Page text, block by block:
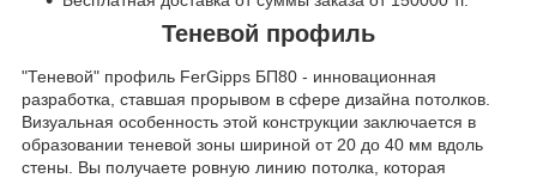
Теневой профиль
"Теневой" профиль FerGipps БП80 - инновационная
разработка, ставшая прорывом в сфере дизайна потолков.
Визуальная особенность этой конструкции заключается в
образовании теневой зоны шириной от 20 до 40 мм вдоль
стены. Вы получаете ровную линию потолка, которая